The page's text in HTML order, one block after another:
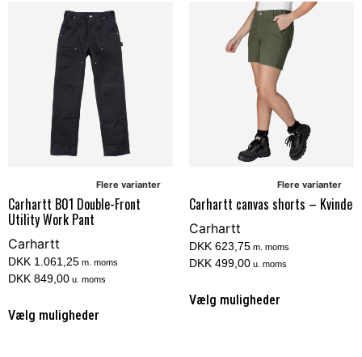
Flere varianter
Carhartt B01 Double-Front
Utility Work Pant
Carhartt
DKK 1.061,25 m. moms
DKK 849,00 u. moms
Vælg muligheder
Flere varianter
Carhartt canvas shorts – Kvinde
Carhartt
DKK 623,75 m. moms
DKK 499,00 u. moms
Vælg muligheder